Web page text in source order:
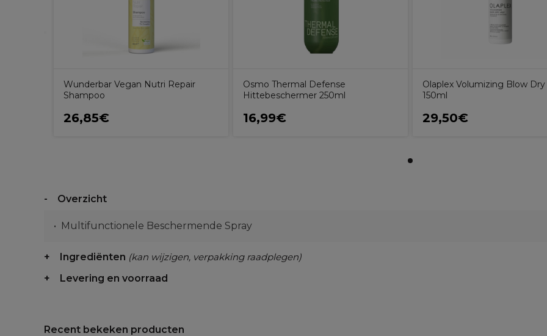
Wunderbar Vegan Nutri Repair
Shampoo
26,85€
Osmo Thermal Defense
Hittebeschermer 250ml
16,99€
Olaplex Volumizing Blow
150ml
29,50€
Overzicht
Multifunctionele Beschermende Spray
Ingrediënten (kan wijzigen, verpakking raadplegen)
Levering en voorraad
Recent bekeken producten